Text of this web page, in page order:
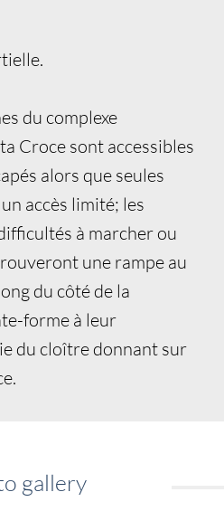
du complexe
Croce sont accessibles
alors que seules
accès limité; les
à marcher ou
une rampe au
du côté de la
forme à leur
du cloître donnant sur
gallery